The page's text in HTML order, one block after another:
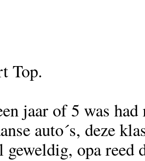
Top.
jaar of 5 was
auto´s, deze
geweldig, opa reed